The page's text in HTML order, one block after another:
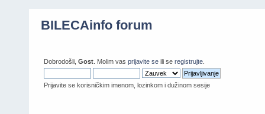
BILECAinfo forum
Dobrodošli, Gost . Molim vas prijavite se ili se registrujte
Prijavite se korisničkim imenom, lozinkom i dužinom sesije